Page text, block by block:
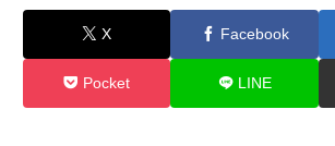
X Facebook
Pocket LINE